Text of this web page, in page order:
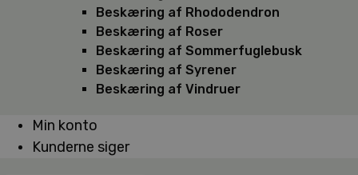
Beskæring af Rhododendron
Beskæring af Roser
Beskæring af Sommerfuglebusk
Beskæring af Syrener
Beskæring af Vindruer
Min konto
Kunderne siger